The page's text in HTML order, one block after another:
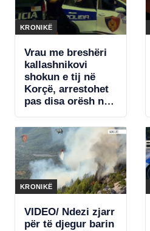
KRONIKË
Vrau me breshëri
kallashnikovi
shokun e tij në
Korçë, arrestohet
pas disa orësh në
Pamjet e momentit
kur dërgohet në
komisariat
(VIDEO)
KRONIKË
VIDEO/ Ndezi zjarr
për të djegur barin